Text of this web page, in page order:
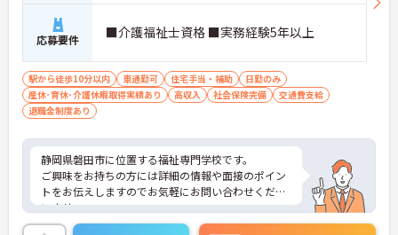
応募要件 ■介護福祉士資格 ■実務経験5年以上
駅から徒歩10分以内 車通勤可 住宅手当・補助
日勤のみ
産休･育休･介護休暇取得実績あり
高収入 社会保険完備
交通費支給
退職金制度あり
静岡県磐田市に位置する福祉専門学校です。
ご興味をお持ちの方には詳細の情報や面接のポイン
トをお伝えしますのでお気軽にお問い合わせくださ
いませ。